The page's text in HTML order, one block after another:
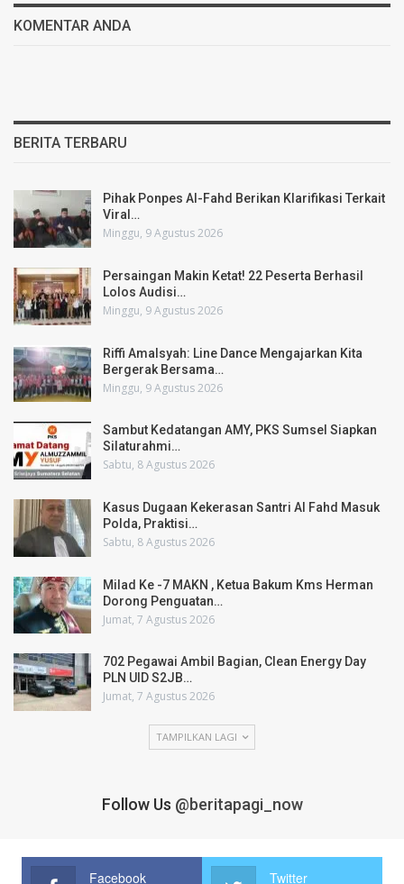
KOMENTAR ANDA
BERITA TERBARU
Pihak Ponpes Al-Fahd Berikan Klarifikasi Terkait
Viral…
Minggu, 9 Agustus 2026
Persaingan Makin Ketat! 22 Peserta Berhasil
Lolos Audisi…
Minggu, 9 Agustus 2026
Riffi Amalsyah: Line Dance Mengajarkan Kita
Bergerak Bersama…
Minggu, 9 Agustus 2026
Sambut Kedatangan AMY, PKS Sumsel Siapkan
Silaturahmi…
Sabtu, 8 Agustus 2026
Kasus Dugaan Kekerasan Santri Al Fahd Masuk
Polda, Praktisi…
Sabtu, 8 Agustus 2026
Milad Ke -7 MAKN , Ketua Bakum Kms Herman
Dorong Penguatan…
Jumat, 7 Agustus 2026
702 Pegawai Ambil Bagian, Clean Energy Day
PLN UID S2JB…
Jumat, 7 Agustus 2026
TAMPILKAN LAGI
Follow Us @beritapagi_now
Facebook Twitter